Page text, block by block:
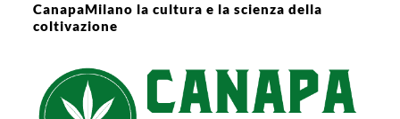
CanapaMilano la cultura e la scienza della
coltivazione